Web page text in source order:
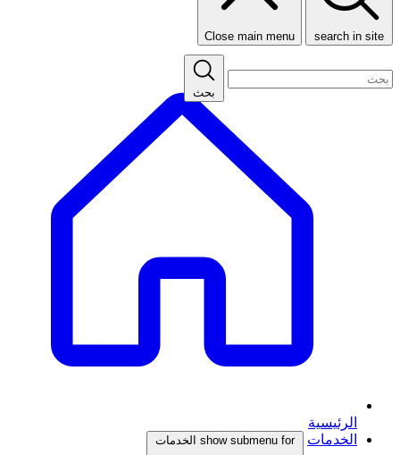
search in site
Close main menu
بحث
الرئيسية
الخدمات
show submenu for الخدمات